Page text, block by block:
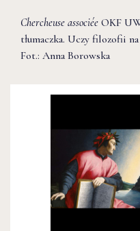
Chercheuse associée OKF
tłumaczka. Uczy filozofii
Fot.: Anna Borowska